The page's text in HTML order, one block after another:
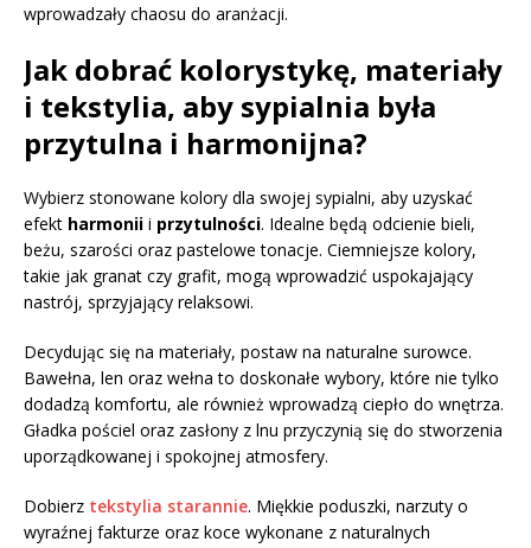
wprowadzały chaosu do aranżacji.
Jak dobrać kolorystykę, materiały
i tekstylia, aby sypialnia była
przytulna i harmonijna?
Wybierz stonowane kolory dla swojej sypialni, aby uzyskać
efekt harmonii i przytulności. Idealne będą odcienie bieli,
beżu, szarości oraz pastelowe tonacje. Ciemniejsze kolory,
takie jak granat czy grafit, mogą wprowadzić uspokajający
nastrój, sprzyjający relaksowi.
Decydując się na materiały, postaw na naturalne surowce.
Bawełna, len oraz wełna to doskonałe wybory, które nie tylko
dodadzą komfortu, ale również wprowadzą ciepło do wnętrza.
Gładka pościel oraz zasłony z lnu przyczynią się do stworzenia
uporządkowanej i spokojnej atmosfery.
Dobierz tekstylia starannie. Miękkie poduszki, narzuty o
wyraźnej fakturze oraz koce wykonane z naturalnych